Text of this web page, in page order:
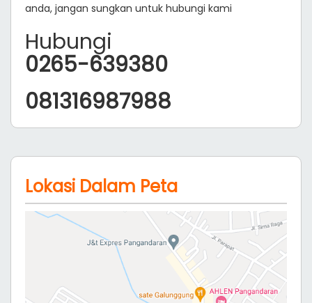
anda, jangan sungkan untuk hubungi kami
Hubungi
0265-639380
081316987988
Lokasi Dalam Peta